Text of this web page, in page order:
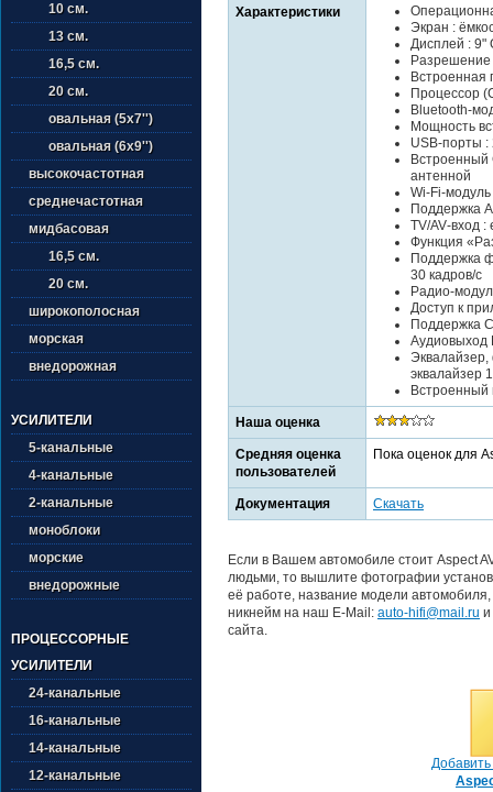
10 см.
13 см.
16,5 см.
20 см.
овальная (5х7'')
овальная (6х9'')
высокочастотная
среднечастотная
мидбасовая
16,5 см.
20 см.
широкополосная
морская
внедорожная
УСИЛИТЕЛИ
5-канальные
4-канальные
2-канальные
моноблоки
морские
внедорожные
ПРОЦЕССОРНЫЕ
УСИЛИТЕЛИ
24-канальные
16-канальные
14-канальные
12-канальные
Характеристики
Экран :
Дисплей : 9"
Разрешение
Встроенная
Процессор
Мощность
USB‑порты :
Встроенный
антенной
Поддержка
TV/AV‑вход :
Функция
Поддержка
30 кадров/с
Доступ к
Поддержка
Аудиовыход
эквалайзер
Встроенный
Наша оценка
Средняя оценка
пользователей
Пока оценок для
Документация Скачать
Если в Вашем автомобиле стоит Aspect
людьми, то вышлите фотографии
её работе, название модели
никнейм на наш E-Mail: auto-hifi@mail.ru и
сайта.